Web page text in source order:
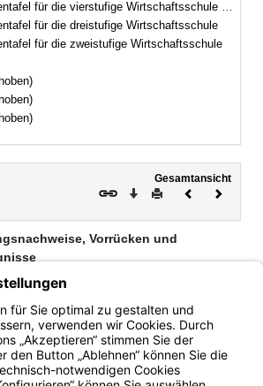
für die vierstufige Wirtschaftsschule mit Vorklasse
für die dreistufige Wirtschaftsschule
für die zweistufige Wirtschaftsschule
Gesamtansicht
Download
DruckenVorheriges
Vorrücken und
(§§ 12–18)
und Wiederholen (§§ 19–24)
(§§ 25–26)